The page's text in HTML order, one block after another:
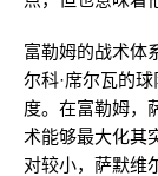
富勒姆的战术体
尔科·席尔瓦的
度。在富勒姆，
术能够最大化其
对较小，萨默维